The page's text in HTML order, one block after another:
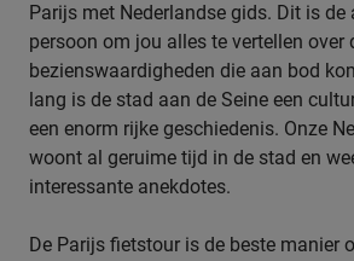
Parijs met Nederlandse gids. Dit is de
persoon om jou alles te vertellen over
bezienswaardigheden die aan bod
lang is de stad aan de Seine een
een enorm rijke geschiedenis. Onze
woont al geruime tijd in de stad en
interessante anekdotes.
De Parijs fietstour is de beste manier